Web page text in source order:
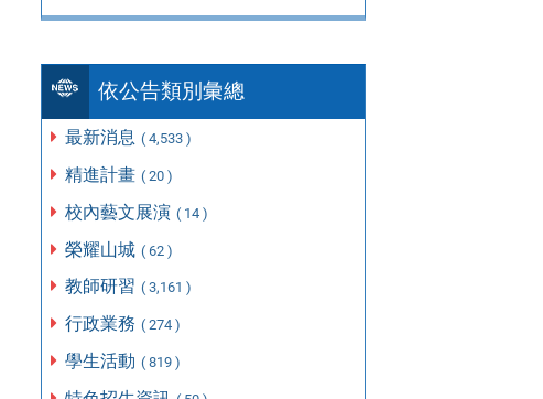
依公告類別彙總
最新消息 ( 4,533 )
精進計畫 ( 20 )
校內藝文展演 ( 14 )
榮耀山城 ( 62 )
教師研習 ( 3,161 )
行政業務 ( 274 )
學生活動 ( 819 )